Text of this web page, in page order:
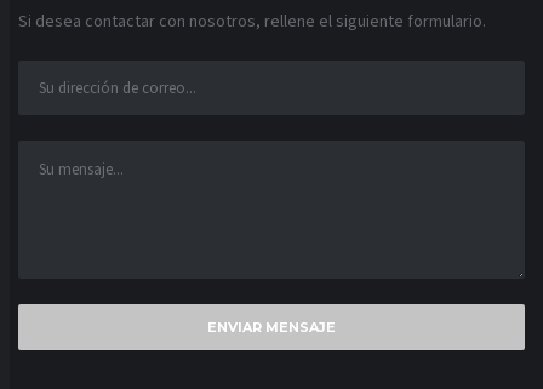
Si desea contactar con nosotros, rellene el siguiente formulario.